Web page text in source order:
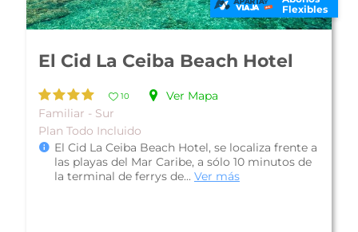
Flexibles
Presidente Intercontinental
Familiar - Sur
Plan Desayuno Buffet
Presidente Intercontinental Cozumel Resort, es
uno de los mejores hoteles en la Isla de